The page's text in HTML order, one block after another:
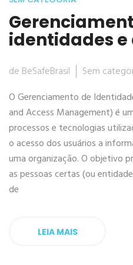
identidades e
de BeSafeBrasil Sem
O Gerenciamento de
and Access Management) é
processos e tecnologias
o acesso dos usuários a
uma organização. O objetivo
as pessoas certas (ou
de
LEIA MAIS